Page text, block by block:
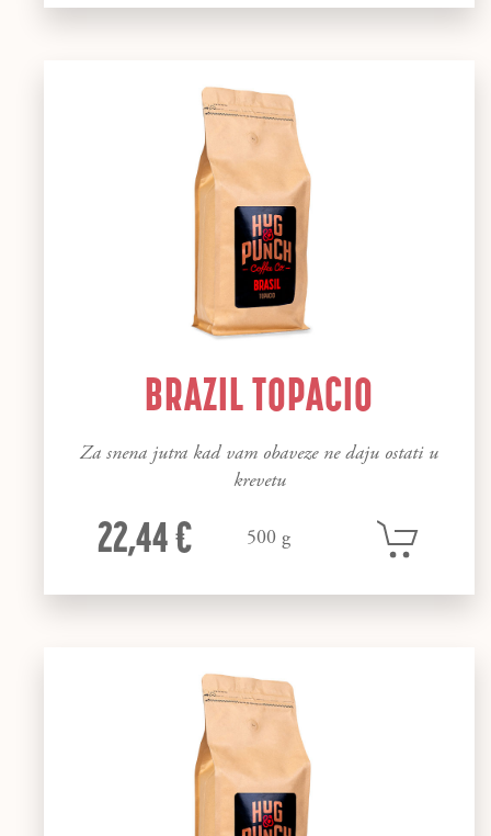
BRAZIL TOPACIO
Za snena jutra kad vam obaveze ne daju ostati u
krevetu
22,44 € 500 g